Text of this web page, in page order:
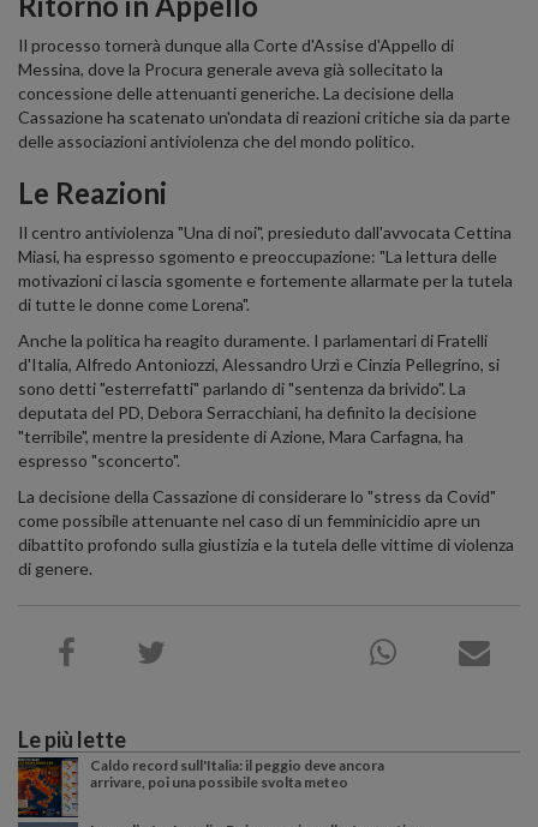
Il processo tornerà dunque alla Corte d'Assise d'Appello di
Messina, dove la Procura generale aveva già sollecitato la
concessione delle attenuanti generiche. La decisione della
Cassazione ha scatenato un'ondata di reazioni critiche sia da parte
delle associazioni antiviolenza che del mondo politico.
Le Reazioni
Il centro antiviolenza "Una di noi", presieduto dall'avvocata Cettina
Miasi, ha espresso sgomento e preoccupazione: "La lettura delle
motivazioni ci lascia sgomente e fortemente allarmate per la tutela
di tutte le donne come Lorena".
Anche la politica ha reagito duramente. I parlamentari di Fratelli
d'Italia, Alfredo Antoniozzi, Alessandro Urzì e Cinzia Pellegrino, si
sono detti "esterrefatti" parlando di "sentenza da brivido". La
deputata del PD, Debora Serracchiani, ha definito la decisione
"terribile", mentre la presidente di Azione, Mara Carfagna, ha
espresso "sconcerto".
La decisione della Cassazione di considerare lo "stress da Covid"
come possibile attenuante nel caso di un femminicidio apre un
dibattito profondo sulla giustizia e la tutela delle vittime di violenza
di genere.
Le più lette
Caldo record sull'Italia: il peggio deve ancora
arrivare, poi una possibile svolta meteo